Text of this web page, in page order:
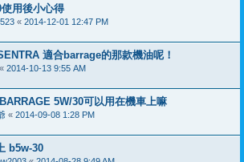
用後小心得
« 2014-12-01 12:47 PM
適合barrage的那款機油呢！
« 2014-10-13 9:55 AM
5W/30可以用在機車上嘛
« 2014-09-08 1:28 PM
b5w-30